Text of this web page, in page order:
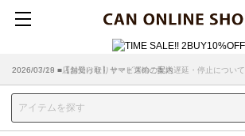
2026/07/29 ■【お知らせ】ヤマト運輸の配送遅延・停止について
2026/03/18 ■店舗受け取りサービスのご案内